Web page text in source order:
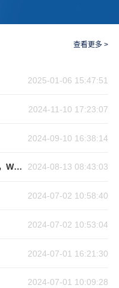
查看更多 >
2025-01-06 15:47:51
2024-11-10 17:23:07
2024-09-10 16:38:14
高通量Western Blot（蛋白质印迹法，WB）孵育器实验操作演示 2024-08-13 08:43:03
2024-07-02 10:58:40
2024-07-02 10:53:04
2024-07-01 16:21:30
2024-07-01 10:09:28